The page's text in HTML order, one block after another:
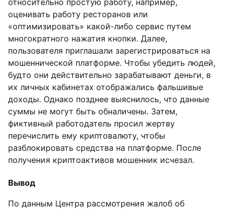
относительно простую работу, например,
оценивать работу ресторанов или
«оптимизировать» какой-либо сервис путем
многократного нажатия кнопки. Далее,
пользователя приглашали зарегистрироваться на
мошеннической платформе. Чтобы убедить людей,
будто они действительно зарабатывают деньги, в
их личных кабинетах отображались фальшивые
доходы. Однако позднее выяснилось, что данные
суммы не могут быть обналичены. Затем,
фиктивный работодатель просил жертву
перечислить ему криптовалюту, чтобы
разблокировать средства на платформе. После
получения криптоактивов мошенник исчезал.
Вывод
По данным Центра рассмотрения жалоб об